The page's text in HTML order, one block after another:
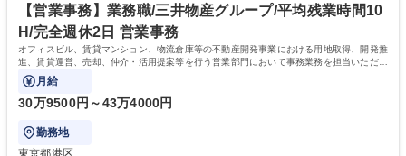
社員から頼られる存在になることができます。平均19:30の退勤以降の業
務の持ち帰りも禁止されており、メリハリのある働き方となります。 学
歴・資格 学歴：大学院 大学 高専 短大 語学力： 資格：
【営業事務】業務職/三井物産グループ/平均残業時間10
H/完全週休2日 営業事務
オフィスビル、賃貸マンション、物流倉庫等の不動産開発事業における用地取得、開発推
進、賃貸運営、売却、仲介・活用提案等を行う営業部門において事務業務を担当いただき
ます。
月給
30万9500円～43万4000円
勤務地
東京都港区